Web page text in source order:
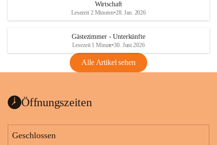
Wirtschaft
Lesezeit 2 Minuten•28. Jan. 2026
Gästezimmer - Unterkünfte
Lesezeit 1 Minute•30. Juni 2026
Alle Artikel sehen
Öffnungszeiten
Geschlossen